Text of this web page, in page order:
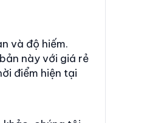
và độ hiếm.
này với giá rẻ
điểm hiện tại